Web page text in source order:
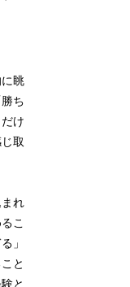
眺
ち
け
取
れ
こ
」
と
と